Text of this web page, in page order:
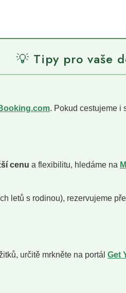
💡 Tipy pro vaše
. Pokud cestujeme i
cenu a flexibilitu, hledáme na
letů s rodinou), rezervujeme
určitě mrkněte na portál Get